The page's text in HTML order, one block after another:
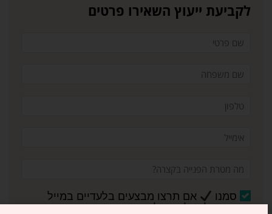
לקביעת ייעוץ השאירו פרטים
סמנו
אם תרצו מבצעים בלעדיים במייל
והרשמה לניוזלטר שלנו